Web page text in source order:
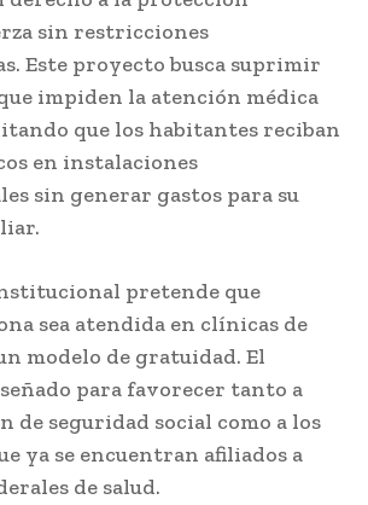
sin restricciones
Este proyecto busca suprimir
impiden la atención médica
que los habitantes reciban
en instalaciones
sin generar gastos para su
pretende que
sea atendida en clínicas de
modelo de gratuidad. El
para favorecer tanto a
de seguridad social como a los
ya se encuentran afiliados a
de salud.